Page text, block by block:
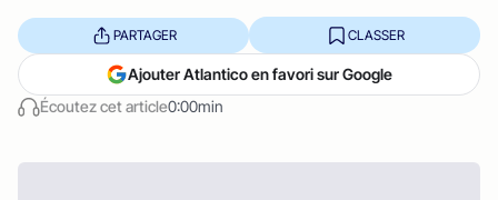
Écoutez cet article0:00min
PARTAGER CLASSER
Ajouter Atlantico en favori sur Google